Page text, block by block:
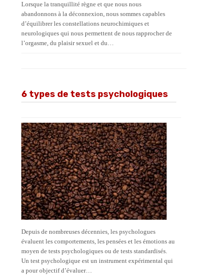
Lorsque la tranquillité règne et que nous nous
abandonnons à la déconnexion, nous sommes capables
d’équilibrer les constellations neurochimiques et
neurologiques qui nous permettent de nous rapprocher de
l’orgasme, du plaisir sexuel et du…
6 types de tests psychologiques
Depuis de nombreuses décennies, les psychologues
évaluent les comportements, les pensées et les émotions au
moyen de tests psychologiques ou de tests standardisés.
Un test psychologique est un instrument expérimental qui
a pour objectif d’évaluer…